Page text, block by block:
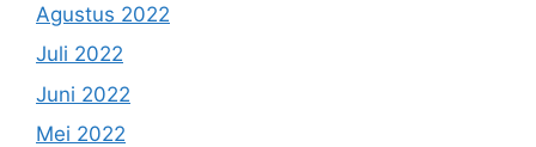
Agustus 2022
Juli 2022
Juni 2022
Mei 2022